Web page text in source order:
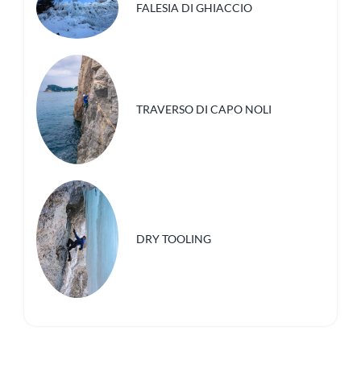
FALESIA DI GHIACCIO
TRAVERSO DI CAPO NOLI
DRY TOOLING